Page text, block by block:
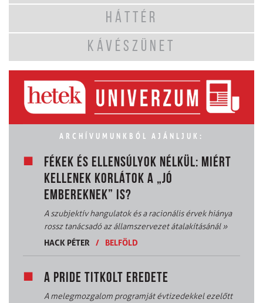
HÁTTÉR
KÁVÉSZÜNET
ARCHÍVUMUNKBÓL AJÁNLJUK:
FÉKEK ÉS ELLENSÚLYOK NÉLKÜL: MIÉRT
KELLENEK KORLÁTOK A „JÓ
EMBEREKNEK” IS?
A szubjektív hangulatok és a racionális érvek hiánya
rossz tanácsadó az államszervezet átalakításánál»
HACK PÉTER
/ BELFÖLD
A PRIDE TITKOLT EREDETE
A melegmozgalom programját évtizedekkel ezelőtt